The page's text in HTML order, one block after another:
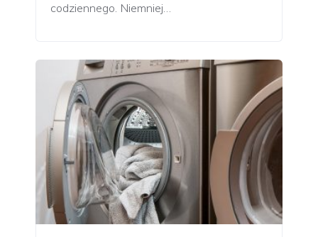
codziennego. Niemniej…